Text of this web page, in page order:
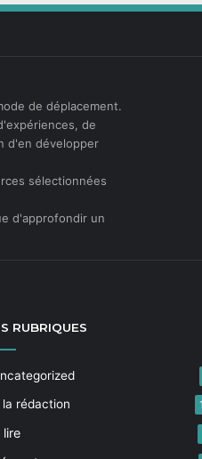
de déplacement.
de
d'en développer
sélectionnées
d'approfondir un
RUBRIQUES
la rédaction
lire